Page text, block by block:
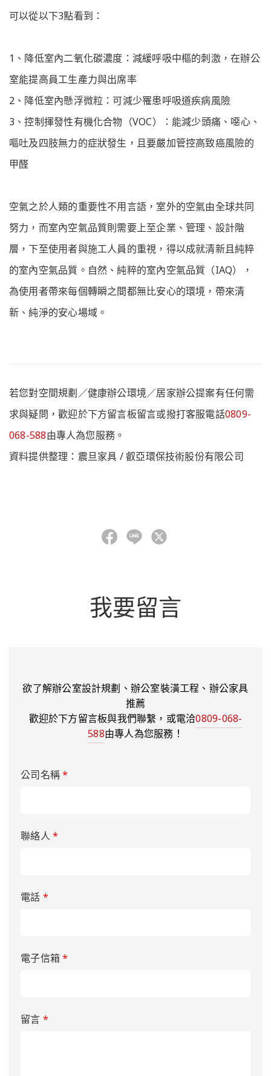
可以從以下3點看到：
1、降低室內二氧化碳濃度：減緩呼吸中樞的刺激，在辦公
室能提高員工生產力與出席率
2、降低室內懸浮微粒：可減少罹患呼吸道疾病風險
3、控制揮發性有機化合物（VOC）：能減少頭痛、噁心、
嘔吐及四肢無力的症狀發生，且要嚴加管控高致癌風險的
甲醛
空氣之於人類的重要性不用言語，室外的空氣由全球共同
努力，而室內空氣品質則需要上至企業、管理、設計階
層，下至使用者與施工人員的重視，得以成就清新且純粹
的室內空氣品質。自然、純粹的室內空氣品質（IAQ），
為使用者帶來每個轉瞬之間都無比安心的環境，帶來清
新、純淨的安心場域。
若您對空間規劃／健康辦公環境／居家辦公提案有任何需
求與疑問，歡迎於下方留言板留言或撥打客服電話0809-
068-588由專人為您服務。
資料提供整理：震旦家具 / 叡亞環保技術股份有限公司
我要留言
欲了解辦公室設計規劃、辦公室裝潢工程、辦公家具
推薦
歡迎於下方留言板與我們聯繫，或電洽0809-068-
588由專人為您服務！
公司名稱*
聯絡人*
電話 *
電子信箱*
留言 *